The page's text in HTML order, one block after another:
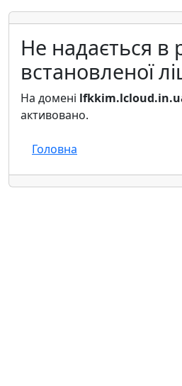
Не надається в
встановленої
На домені
активовано.
Головна